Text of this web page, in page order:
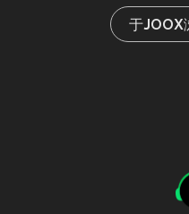
于JOOX